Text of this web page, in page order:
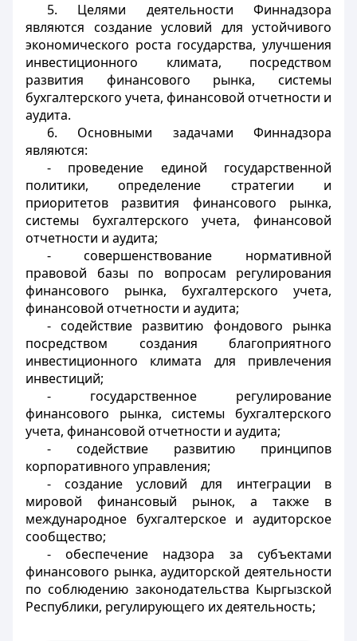
5. Целями деятельности Финнадзора
являются создание условий для устойчивого
экономического роста государства, улучшения
инвестиционного климата, посредством
развития финансового рынка, системы
бухгалтерского учета, финансовой отчетности и
аудита.
6. Основными задачами Финнадзора
являются:
- проведение единой государственной
политики, определение стратегии и
приоритетов развития финансового рынка,
системы бухгалтерского учета, финансовой
отчетности и аудита;
- совершенствование нормативной
правовой базы по вопросам регулирования
финансового рынка, бухгалтерского учета,
финансовой отчетности и аудита;
- содействие развитию фондового рынка
посредством создания благоприятного
инвестиционного климата для привлечения
инвестиций;
- государственное регулирование
финансового рынка, системы бухгалтерского
учета, финансовой отчетности и аудита;
- содействие развитию принципов
корпоративного управления;
- создание условий для интеграции в
мировой финансовый рынок, а также в
международное бухгалтерское и аудиторское
сообщество;
- обеспечение надзора за субъектами
финансового рынка, аудиторской деятельности
по соблюдению законодательства Кыргызской
Республики, регулирующего их деятельность;